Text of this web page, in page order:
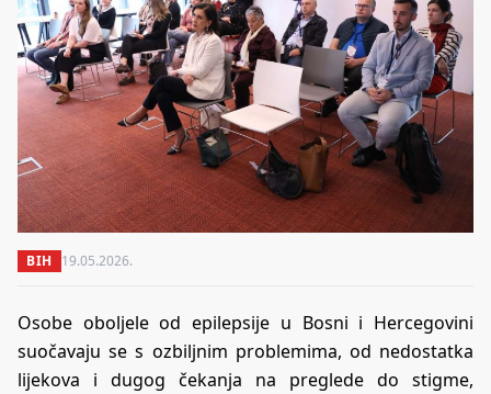
BIH 19.05.2026.
Osobe oboljele od epilepsije u Bosni i Hercegovini
suočavaju se s ozbiljnim problemima, od nedostatka
lijekova i dugog čekanja na preglede do stigme,